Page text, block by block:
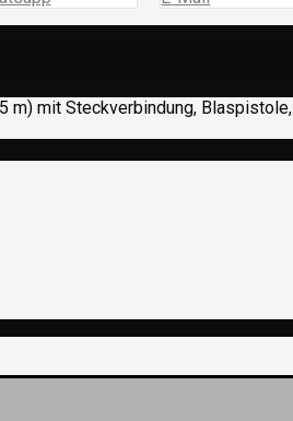
m) mit Steckverbindung, Blaspistole,